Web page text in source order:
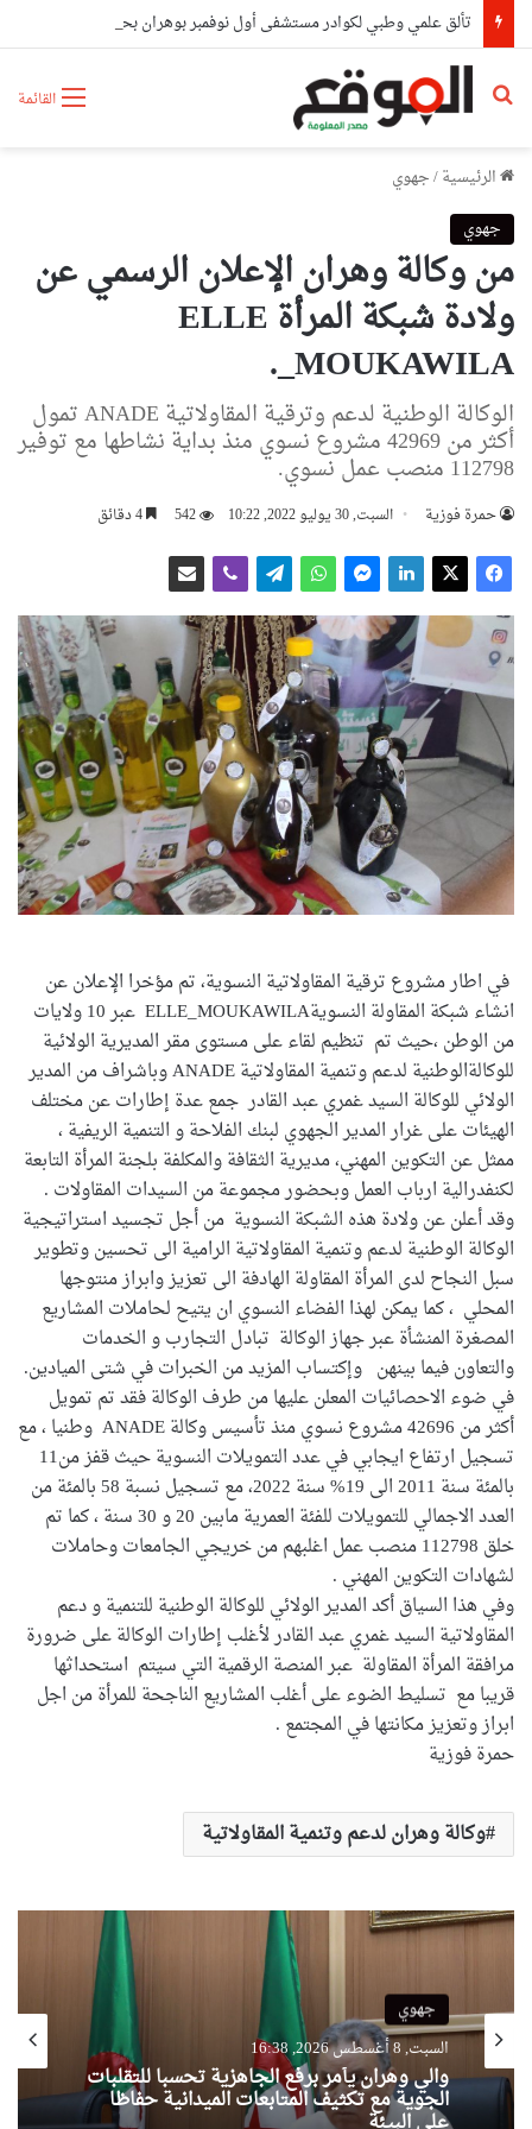
القائمة بحث عن
الرئيسية/جهوي
جهوي
من وكالة وهران الإعلان الرسمي عن
ولادة شبكة المرأة ELLE
_MOUKAWILA.
الوكالة الوطنية لدعم وترقية المقاولاتية ANADE تمول
أكثر من 42969 مشروع نسوي منذ بداية نشاطها مع توفير
112798 منصب عمل نسوي.
حمرة فوزية السبت, 30 يوليو 2022, 10:22 542
في اطار مشروع ترقية المقاولاتية النسوية، تم مؤخرا الإعلان عن
انشاء شبكة المقاولة النسويةELLE_MOUKAWILA عبر 10 ولايات
من الوطن ،حيث تم تنظيم لقاء على مستوى مقر المديرية الولائية
للوكالةالوطنية لدعم وتنمية المقاولاتية ANADE وباشراف من المدير
الولائي للوكالة السيد غمري عبد القادر جمع عدة إطارات عن مختلف
الهيئات على غرار المدير الجهوي لبنك الفلاحة و التنمية الريفية ،
ممثل عن التكوين المهني، مديرية الثقافة والمكلفة بلجنة المرأة التابعة
لكنفدرالية ارباب العمل وبحضور مجموعة من السيدات المقاولات .
وقد أعلن عن ولادة هذه الشبكة النسوية من أجل تجسيد استراتيجية
الوكالة الوطنية لدعم وتنمية المقاولاتية الرامية الى تحسين وتطوير
سبل النجاح لدى المرأة المقاولة الهادفة الى تعزيز وابراز منتوجها
المحلي ، كما يمكن لهذا الفضاء النسوي ان يتيح لحاملات المشاريع
المصغرة المنشأة عبر جهاز الوكالة تبادل التجارب و الخدمات
والتعاون فيما بينهن وإكتساب المزيد من الخبرات في شتى الميادين.
في ضوء الاحصائيات المعلن عليها من طرف الوكالة فقد تم تمويل
أكثر من 42696 مشروع نسوي منذ تأسيس وكالة ANADE وطنيا ، مع
تسجيل ارتفاع ايجابي في عدد التمويلات النسوية حيث قفز من11
بالمئة سنة 2011 الى 19% سنة 2022، مع تسجيل نسبة 58 بالمئة من
العدد الاجمالي للتمويلات للفئة العمرية مابين 20 و 30 سنة ، كما تم
خلق 112798 منصب عمل اغلبهم من خريجي الجامعات وحاملات
لشهادات التكوين المهني .
وفي هذا السياق أكد المدير الولائي للوكالة الوطنية للتنمية و دعم
المقاولاتية السيد غمري عبد القادر لأغلب إطارات الوكالة على ضرورة
مرافقة المرأة المقاولة عبر المنصة الرقمية التي سيتم استحداثها
قريبا مع تسليط الضوء على أغلب المشاريع الناجحة للمرأة من اجل
ابراز وتعزيز مكانتها في المجتمع .
حمرة فوزية
وكالة وهران لدعم وتنمية المقاولاتية
جهوي
السبت, 8 أغسطس 2026, 16:38
والي وهران يأمر برفع الجاهزية تحسبا للتقلبات
الجوية مع تكثيف المتابعات الميدانية حفاظا